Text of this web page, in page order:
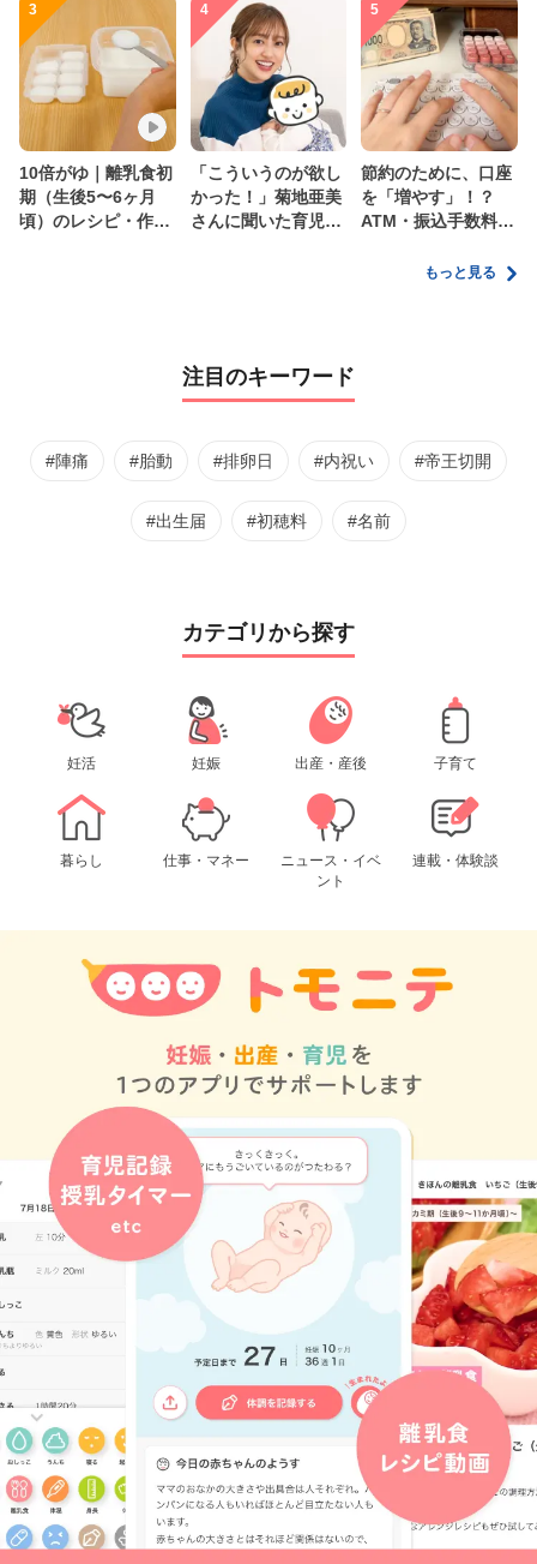
3
10倍がゆ｜離乳食初
期（生後5〜6ヶ月
頃）のレシピ・作り
4
「こういうのが欲し
かった！」菊地亜美
さんに聞いた育児
5
節約のために、口座
を「増やす」！？
ATM・振込手数料の
家計管理術もっと見る
注目のキーワード
#陣痛 #胎動 #排卵日 #内祝い #帝王切開
#出生届 #初穂料 #名前
カテゴリから探す
妊活 妊娠 出産・産後 子育て
暮らし 仕事・マネー
ニュース・イベ
ント
連載・体験談